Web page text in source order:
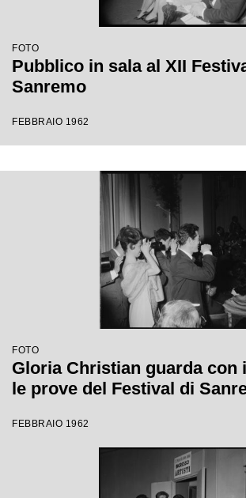
FOTO
Pubblico in sala al XII
Sanremo
FEBBRAIO 1962
FOTO
Gloria Christian guarda con
le prove del Festival di
FEBBRAIO 1962